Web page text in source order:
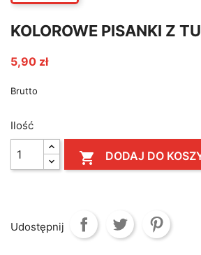
KOLOROWE PISANKI Z
5,90 zł
Brutto
Ilość
 DODAJ DO
Udostępnij